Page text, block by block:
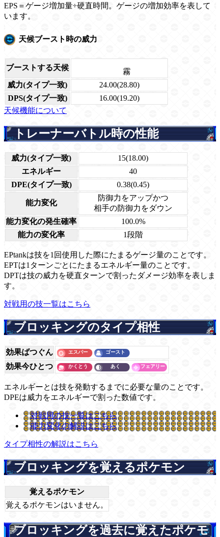
EPS＝ゲージ増加量÷硬直時間。ゲージの増加効率を表して
います。
天候ブースト時の威力
ブーストする天候
霧
威力(タイプ一致)
24.00(28.80)
DPS(タイプ一致)
16.00(19.20)
天候機能について
トレーナーバトル時の性能
威力(タイプ一致)
15(18.00)
エネルギー
40
DPE(タイプ一致)
0.38(0.45)
能力変化
防御力をアップかつ
相手の防御力をダウン
能力変化の発生確率
100.0%
能力の変化率
1段階
EPtankは技を1回使用した際にたまるゲージ量のことです。
EPTは1ターンごとにたまるエネルギー量のことです。
DPTは技の威力を硬直ターンで割ったダメージ効率を表しま
す。
対戦用の技一覧はこちら
ブロッキングのタイプ相性
効果ばつぐん
効果今ひとつ
エネルギーとは技を発動するまでに必要な量のことです。
DPEは威力をエネルギーで割った数値です。
対戦用の技一覧はこちら
能力変化の解説はこちら
タイプ相性の解説はこちら
ブロッキングを覚えるポケモン
覚えるポケモン
覚えるポケモンはいません。
ブロッキングを過去に覚えたポケモ